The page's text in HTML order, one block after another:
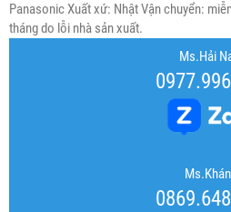
Panasonic Xuất xứ: Nhật Vận chuyển:
tháng do lỗi nhà sản xuất.
Ms.Hải